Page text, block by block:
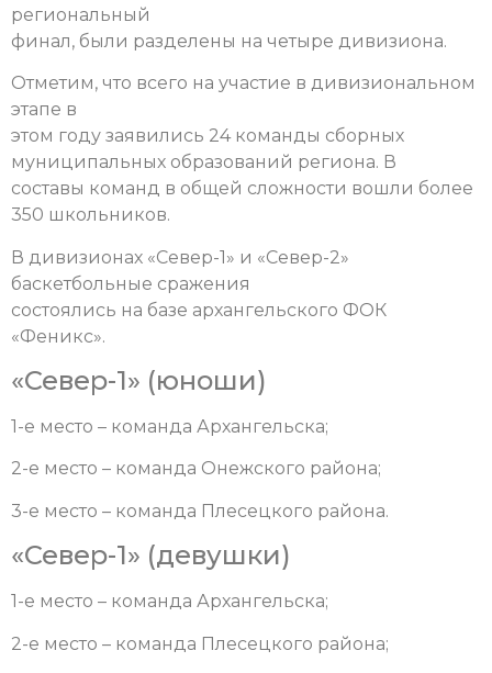
региональный
финал, были разделены на четыре дивизиона.
Отметим, что всего на участие в дивизиональном
этапе в
этом году заявились 24 команды сборных
муниципальных образований региона. В
составы команд в общей сложности вошли более
350 школьников.
В дивизионах «Север-1» и «Север-2»
баскетбольные сражения
состоялись на базе архангельского ФОК
«Феникс».
«Север-1» (юноши)
1-е место – команда Архангельска;
2-е место – команда Онежского района;
3-е место – команда Плесецкого района.
«Север-1» (девушки)
1-е место – команда Архангельска;
2-е место – команда Плесецкого района;